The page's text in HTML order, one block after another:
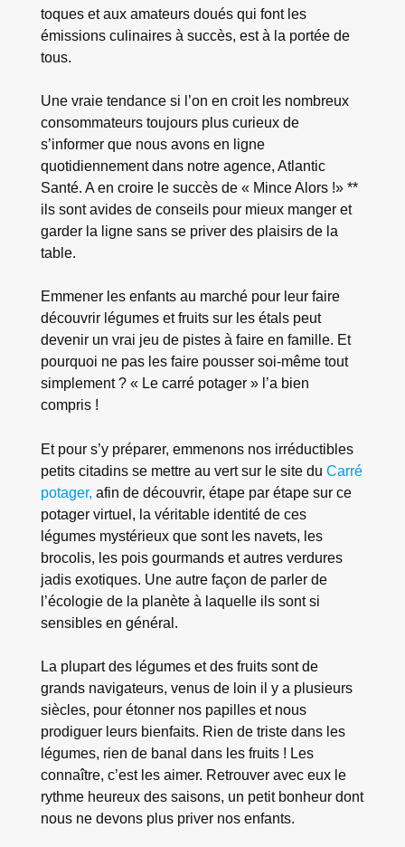
toques et aux amateurs doués qui font les
émissions culinaires à succès, est à la portée de
tous.
Une vraie tendance si l’on en croit les nombreux
consommateurs toujours plus curieux de
s’informer que nous avons en ligne
quotidiennement dans notre agence, Atlantic
Santé. A en croire le succès de « Mince Alors !» **
ils sont avides de conseils pour mieux manger et
garder la ligne sans se priver des plaisirs de la
table.
Emmener les enfants au marché pour leur faire
découvrir légumes et fruits sur les étals peut
devenir un vrai jeu de pistes à faire en famille. Et
pourquoi ne pas les faire pousser soi-même tout
simplement ? « Le carré potager » l’a bien
compris !
Et pour s’y préparer, emmenons nos irréductibles
petits citadins se mettre au vert sur le site du Carré
potager, afin de découvrir, étape par étape sur ce
potager virtuel, la véritable identité de ces
légumes mystérieux que sont les navets, les
brocolis, les pois gourmands et autres verdures
jadis exotiques. Une autre façon de parler de
l’écologie de la planète à laquelle ils sont si
sensibles en général.
La plupart des légumes et des fruits sont de
grands navigateurs, venus de loin il y a plusieurs
siècles, pour étonner nos papilles et nous
prodiguer leurs bienfaits. Rien de triste dans les
légumes, rien de banal dans les fruits ! Les
connaître, c’est les aimer. Retrouver avec eux le
rythme heureux des saisons, un petit bonheur dont
nous ne devons plus priver nos enfants.